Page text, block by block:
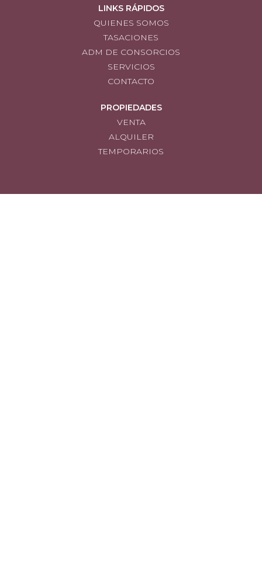
LINKS RÁPIDOS
QUIENES SOMOS
TASACIONES
ADM DE CONSORCIOS
SERVICIOS
CONTACTO
PROPIEDADES
VENTA
ALQUILER
TEMPORARIOS